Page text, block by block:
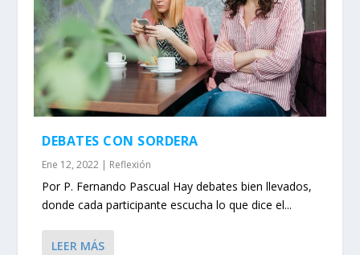
DEBATES CON SORDERA
Ene 12, 2022 | Reflexión
Por P. Fernando Pascual Hay debates bien llevados,
donde cada participante escucha lo que dice el...
LEER MÁS